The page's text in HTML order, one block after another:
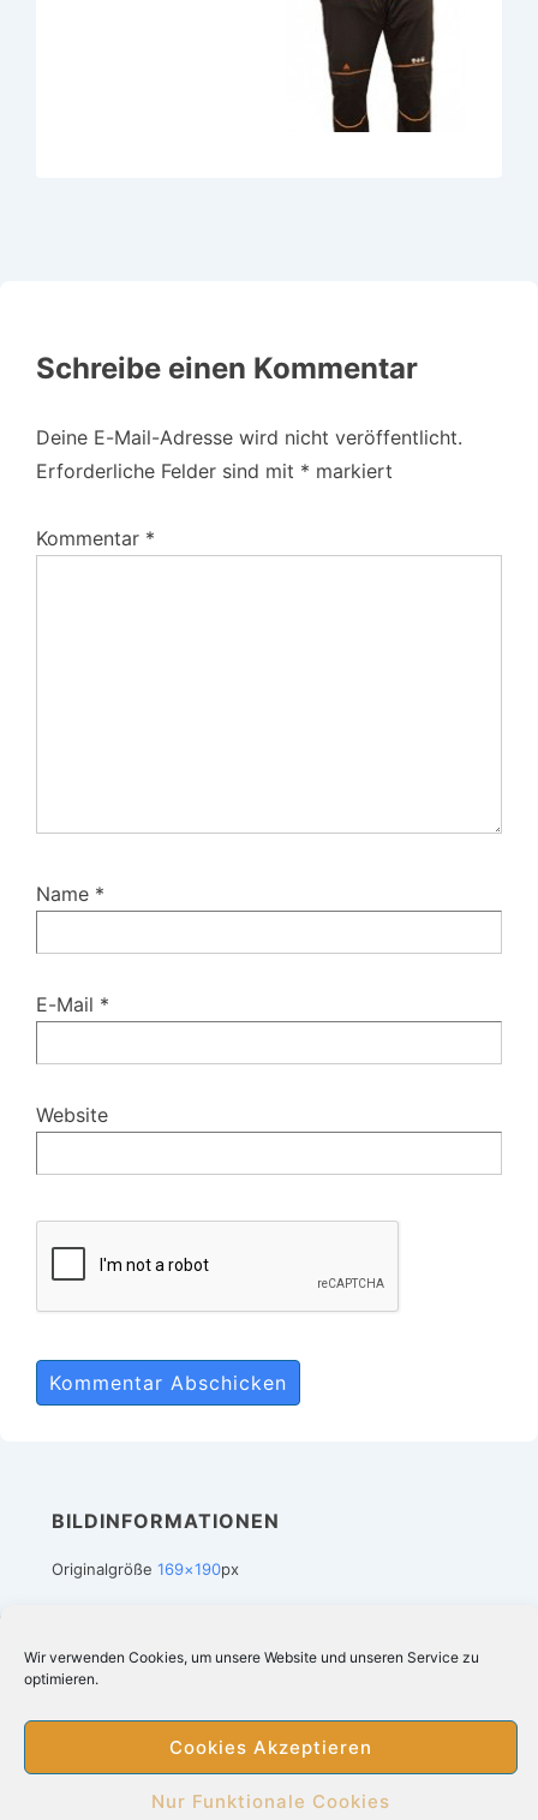
Wir verwenden Cookies, um unsere Website und unseren Service zu
optimieren.
Cookies Akzeptieren
Nur Funktionale Cookies
Schreibe einen Kommentar
Deine E-Mail-Adresse wird nicht veröffentlicht.
Erforderliche Felder sind mit * markiert
Kommentar *
Name *
E-Mail *
Website
BILDINFORMATIONEN
Originalgröße 169×190px
Footer-
Menü
Impressum
Copyright © 2026Heizdecken kaufen online